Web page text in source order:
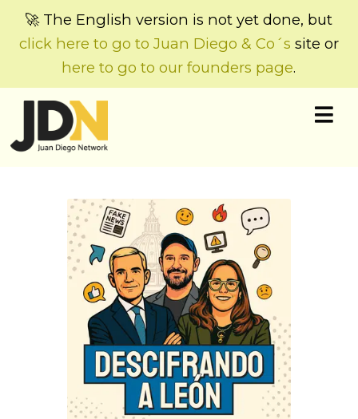
🚀 The English version is not yet done, but
click here to go to Juan Diego & Co´s site or
here to go to our founders page.